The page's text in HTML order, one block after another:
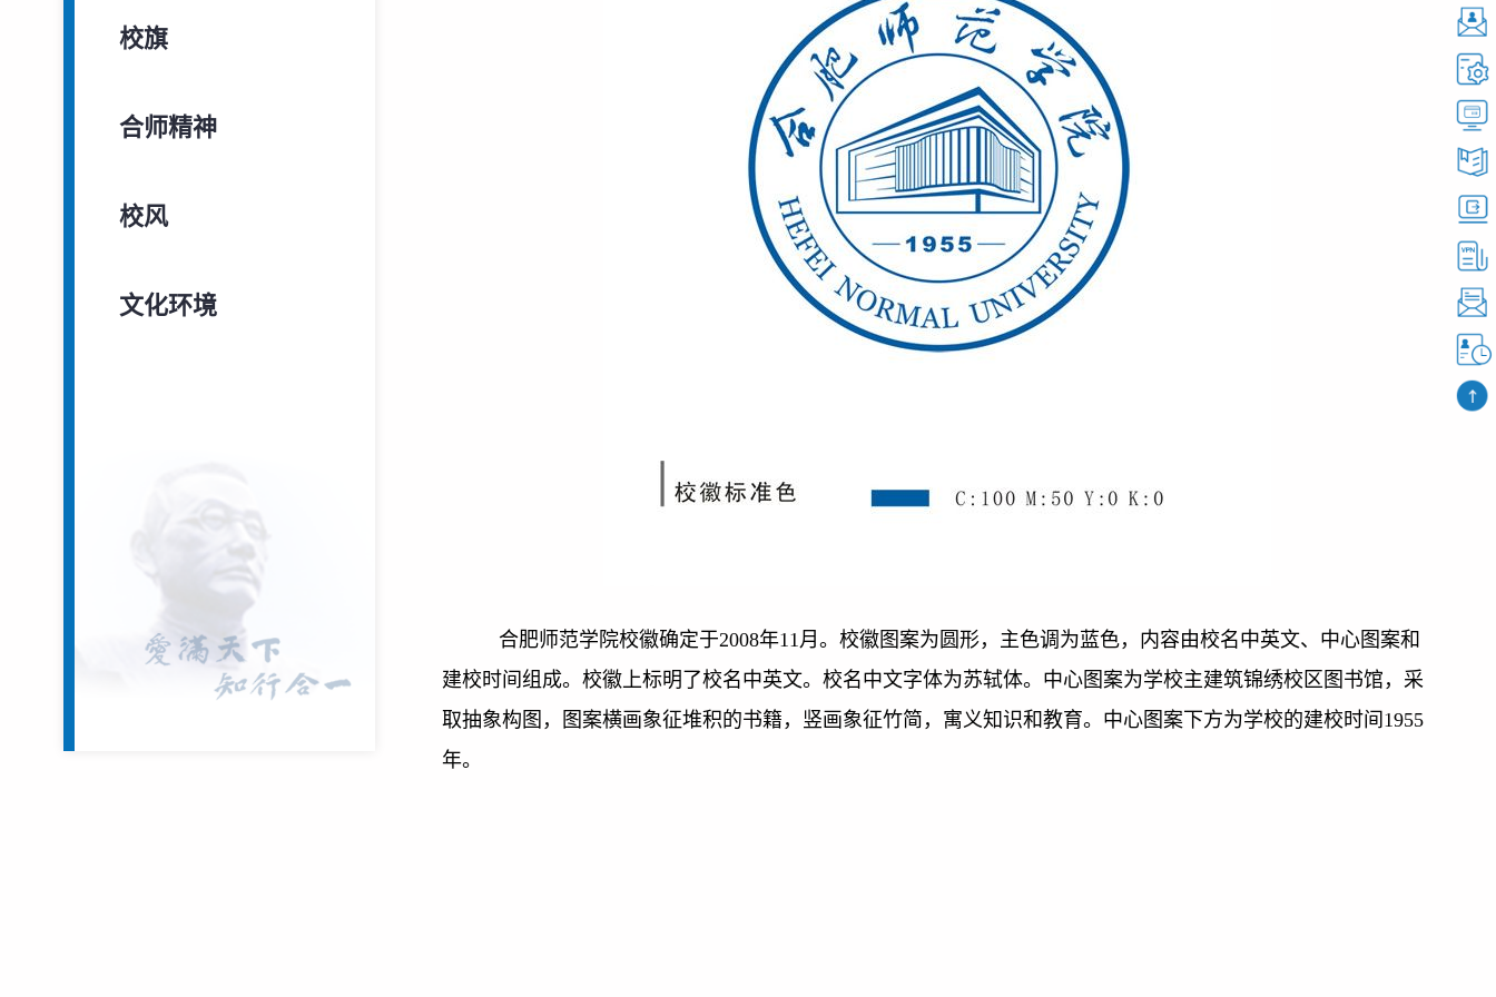
校旗
合师精神
校风
文化环境
合肥师范学院校徽确定于2008年11月。校徽图案为圆形，主色调为蓝色，内容由校名中英文、中心图案和
建校时间组成。校徽上标明了校名中英文。校名中文字体为苏轼体。中心图案为学校主建筑锦绣校区图书馆，采
取抽象构图，图案横画象征堆积的书籍，竖画象征竹简，寓义知识和教育。中心图案下方为学校的建校时间1955
年。